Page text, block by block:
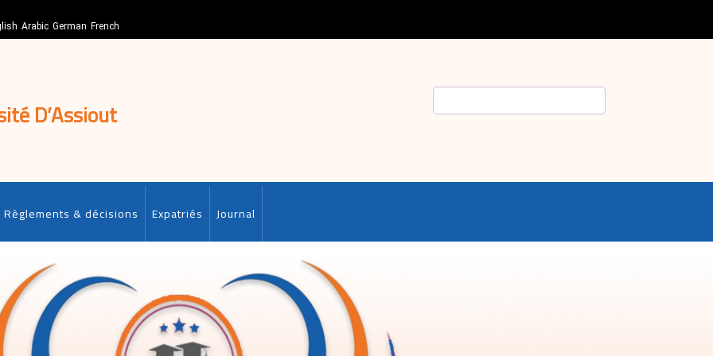
Arabic German French
D’Assiout
Règlements & décisions Expatriés Journal